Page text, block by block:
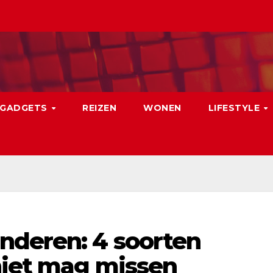
GADGETS REIZEN WONEN LIFESTYLE
4 soorten
mag missen